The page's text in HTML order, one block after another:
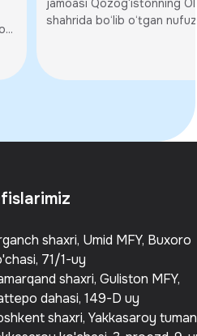
hamkorliklar va
starti
jamoasi Qozog‘istonning
shahrida bo‘lib o‘tgan
shaxri, Umid MFY, Buxoro
71/1-uy
shaxri, Guliston MFY,
dahasi, 149-D uy
shaxri, Yakkasaroy